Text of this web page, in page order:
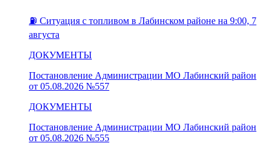
⛽️ Ситуация с топливом в Лабинском районе на 9:00, 7
августа
ДОКУМЕНТЫ
Постановление Администрации МО Лабинский район
от 05.08.2026 №557
ДОКУМЕНТЫ
Постановление Администрации МО Лабинский район
от 05.08.2026 №555